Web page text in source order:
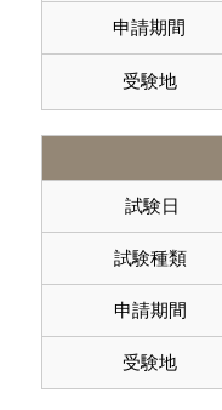
申請期間
受験地
試験日
試験種類
申請期間
受験地